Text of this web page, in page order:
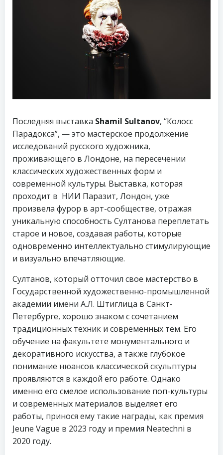
Последняя выставка Shamil Sultanov, “Колосс
Парадокса”, — это мастерское продолжение
исследований русского художника,
проживающего в Лондоне, на пересечении
классических художественных форм и
современной культуры. Выставка, которая
проходит в НИИ Паразит, Лондон, уже
произвела фурор в арт-сообществе, отражая
уникальную способность Султанова переплетать
старое и новое, создавая работы, которые
одновременно интеллектуально стимулирующие
и визуально впечатляющие.
Султанов, который отточил свое мастерство в
Государственной художественно-промышленной
академии имени А.Л. Штиглица в Санкт-
Петербурге, хорошо знаком с сочетанием
традиционных техник и современных тем. Его
обучение на факультете монументального и
декоративного искусства, а также глубокое
понимание нюансов классической скульптуры
проявляются в каждой его работе. Однако
именно его смелое использование поп-культуры
и современных материалов выделяет его
работы, принося ему такие награды, как премия
Jeune Vague в 2023 году и премия Neatechni в
2020 году.